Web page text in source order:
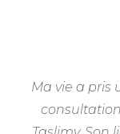
Ma vie a pris